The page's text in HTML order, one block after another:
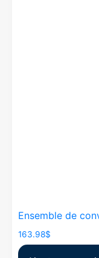
Ensemble de
163.98$